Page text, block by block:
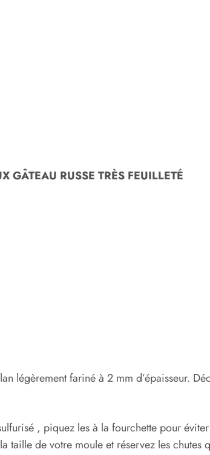
RUSSE TRÈS FEUILLETÉ
légèrement fariné à 2 mm d’épaisseur.
, piquez les à la fourchette pour
de votre moule et réservez les chutes